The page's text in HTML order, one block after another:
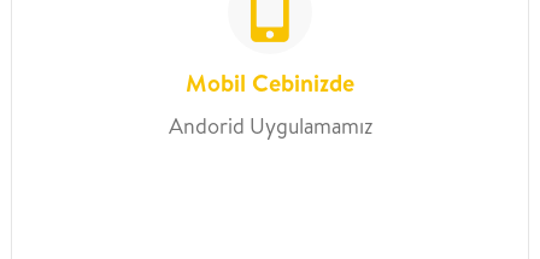
Mobil Cebinizde
Andorid Uygulamamız